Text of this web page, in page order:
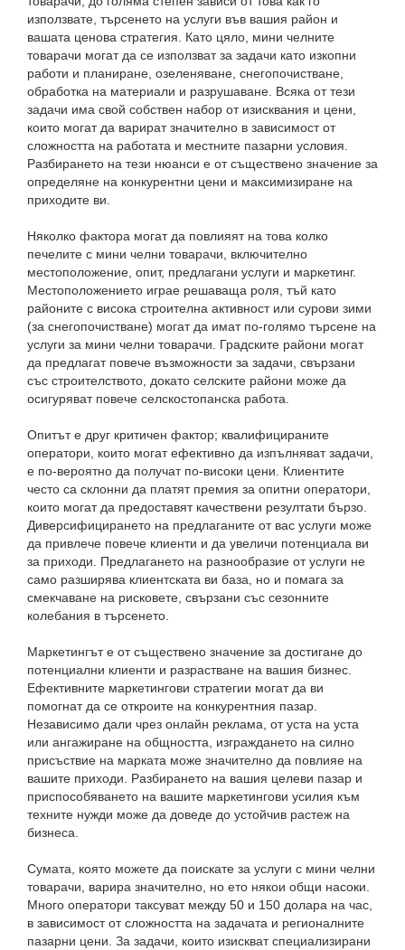
използвате, търсенето на услуги във вашия район и
вашата ценова стратегия. Като цяло, мини челните
товарачи могат да се използват за задачи като изкопни
работи и планиране, озеленяване, снегопочистване,
обработка на материали и разрушаване. Всяка от тези
задачи има свой собствен набор от изисквания и цени,
които могат да варират значително в зависимост от
сложността на работата и местните пазарни условия.
Разбирането на тези нюанси е от съществено значение за
определяне на конкурентни цени и максимизиране на
приходите ви.
Няколко фактора могат да повлияят на това колко
печелите с мини челни товарачи, включително
местоположение, опит, предлагани услуги и маркетинг.
Местоположението играе решаваща роля, тъй като
районите с висока строителна активност или сурови зими
(за снегопочистване) могат да имат по-голямо търсене на
услуги за мини челни товарачи. Градските райони могат
да предлагат повече възможности за задачи, свързани
със строителството, докато селските райони може да
осигуряват повече селскостопанска работа.
Опитът е друг критичен фактор; квалифицираните
оператори, които могат ефективно да изпълняват задачи,
е по-вероятно да получат по-високи цени. Клиентите
често са склонни да платят премия за опитни оператори,
които могат да предоставят качествени резултати бързо.
Диверсифицирането на предлаганите от вас услуги може
да привлече повече клиенти и да увеличи потенциала ви
за приходи. Предлагането на разнообразие от услуги не
само разширява клиентската ви база, но и помага за
смекчаване на рисковете, свързани със сезонните
колебания в търсенето.
Маркетингът е от съществено значение за достигане до
потенциални клиенти и разрастване на вашия бизнес.
Ефективните маркетингови стратегии могат да ви
помогнат да се откроите на конкурентния пазар.
Независимо дали чрез онлайн реклама, от уста на уста
или ангажиране на общността, изграждането на силно
присъствие на марката може значително да повлияе на
вашите приходи. Разбирането на вашия целеви пазар и
приспособяването на вашите маркетингови усилия към
техните нужди може да доведе до устойчив растеж на
бизнеса.
Сумата, която можете да поискате за услуги с мини челни
товарачи, варира значително, но ето някои общи насоки.
Много оператори таксуват между 50 и 150 долара на час,
в зависимост от сложността на задачата и регионалните
пазарни цени. За задачи, които изискват специализирани